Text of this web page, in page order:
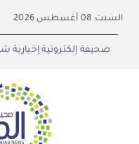
content
السبت 08 أغسطس 2026
صحيفة إلكترونية إخبارية